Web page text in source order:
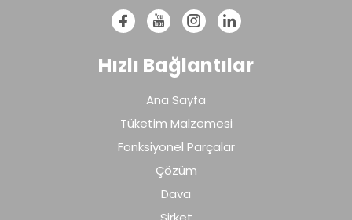
Hızlı Bağlantılar
Ana Sayfa
Tüketim Malzemesi
Fonksiyonel Parçalar
Çözüm
Dava